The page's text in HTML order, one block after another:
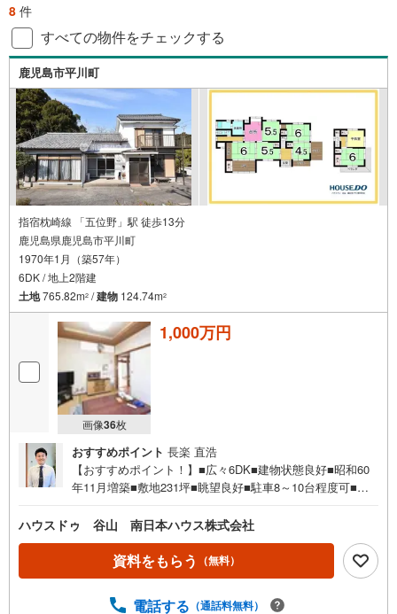
8 件
すべての物件をチェックする
鹿児島市平川町
指宿枕崎線 「五位野」駅 徒歩13分
鹿児島県鹿児島市平川町
1970年1月（築57年）
6DK / 地上2階建
土地765.82m2 /建物 124.74m2
画像36枚
1,000万円
おすすめポイント 長楽 直浩
【おすすめポイント！】■広々6DK■建物状態良好■昭和60
年11月増築■敷地231坪■眺望良好■駐車8～10台程度可■解
風のお店としてもおすすめ【主な周辺環境】・福平小学校
まで徒歩18分（約1430m）・福平中学校まで徒歩24分（約
1890m）・JR五位野駅まで徒歩13分（約1040m）・セブン
イレブン下福元影原店まで徒歩25分（約1960m）・タイヨ
ハウスドゥ 谷山 南日本ハウス株式会社
資料をもらう （無料）
電話する （通話料無料）